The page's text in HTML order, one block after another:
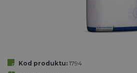
Kod produktu: 1794